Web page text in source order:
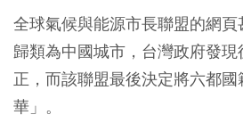
全球氣候與能源市長聯盟的網
歸類為中國城市，台灣政府發
正，而該聯盟最後決定將六都
華」。